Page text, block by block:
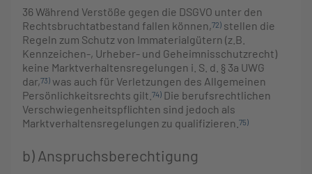
36Während Verstöße gegen die DSGVO unter den
Rechtsbruchtatbestand fallen können,72) stellen die
Regeln zum Schutz von Immaterialgütern (z.B.
Kennzeichen-, Urheber- und Geheimnisschutzrecht)
keine Marktverhaltensregelungen i. S. d. § 3a UWG
dar,73) was auch für Verletzungen des Allgemeinen
Persönlichkeitsrechts gilt. 74) Die berufsrechtlichen
Verschwiegenheitspflichten sind jedoch als
Marktverhaltensregelungen zu qualifizieren. 75)
b) Anspruchsberechtigung